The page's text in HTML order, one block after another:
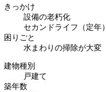
きっかけ
設備の老朽化
セカンドライフ（定年）
困りごと
水まわりの掃除が大変
建物種別
戸建て
築年数